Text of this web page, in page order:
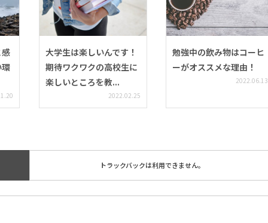
大学生は楽しいんです！
期待ワクワクの高校生に
楽しいところを教...
2022.02.25
勉強中の飲み物はコーヒ
ーがオススメな理由！
2022.06.13
トラックバックは利用できません。